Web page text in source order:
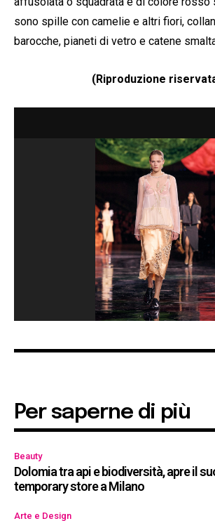
sono spille con camelie e altri fiori,
barocche, pianeti di vetro e catene
(Riproduzione
Per saperne di più
Beauty
Dolomia tra api e biodiversità, apre il
temporary store a Milano
Arte e Design